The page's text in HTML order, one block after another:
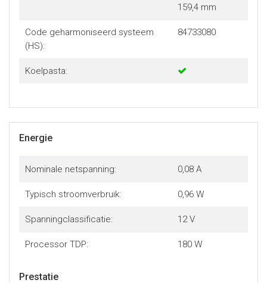
159,4 mm
Code geharmoniseerd systeem
(HS):
84733080
Koelpasta:
Energie
Nominale netspanning: 0,08 A
Typisch stroomverbruik: 0,96 W
Spanningclassificatie: 12 V
Processor TDP: 180 W
Prestatie